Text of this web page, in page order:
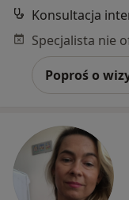
Konsultacja
Poproś o